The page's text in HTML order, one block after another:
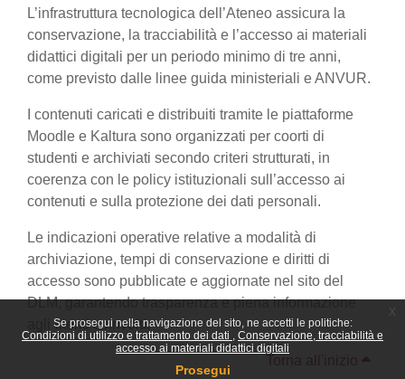
Se prosegui nella navigazione del sito, ne accetti le politiche:
Condizioni di utilizzo e trattamento dei dati
Conservazione, tracciabilità e
accesso ai materiali didattici digitali
Prosegui
L’infrastruttura tecnologica dell’Ateneo assicura la
conservazione, la tracciabilità e l’accesso ai materiali
didattici digitali per un periodo minimo di tre anni,
come previsto dalle linee guida ministeriali e ANVUR.
I contenuti caricati e distribuiti tramite le piattaforme
Moodle e Kaltura sono organizzati per coorti di
studenti e archiviati secondo criteri strutturati, in
coerenza con le policy istituzionali sull’accesso ai
contenuti e sulla protezione dei dati personali.
Le indicazioni operative relative a modalità di
archiviazione, tempi di conservazione e diritti di
accesso sono pubblicate e aggiornate nel sito del
DLM, garantendo trasparenza e piena informazione
agli utenti coinvolti.